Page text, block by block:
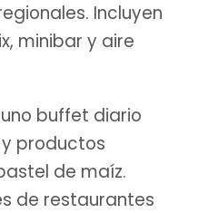
Incluyen
minibar y aire
buffet diario
productos
de maíz.
de restaurantes